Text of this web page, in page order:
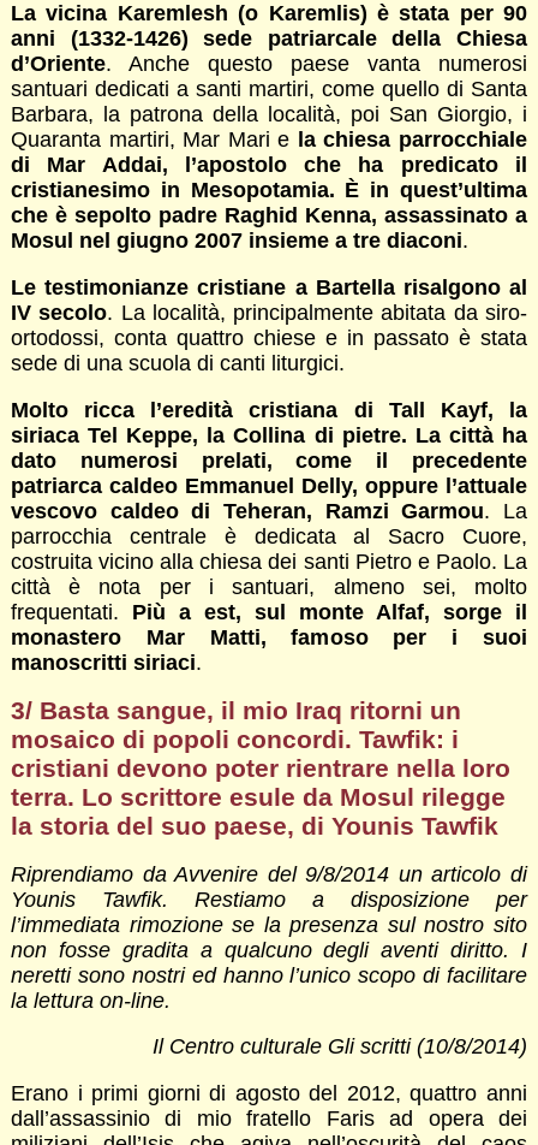
La vicina Karemlesh (o Karemlis) è stata per 90
anni (1332-1426) sede patriarcale della Chiesa
d’Oriente. Anche questo paese vanta numerosi
santuari dedicati a santi martiri, come quello di Santa
Barbara, la patrona della località, poi San Giorgio, i
Quaranta martiri, Mar Mari e la chiesa parrocchiale
di Mar Addai, l’apostolo che ha predicato il
cristianesimo in Mesopotamia. È in quest’ultima
che è sepolto padre Raghid Kenna, assassinato a
Mosul nel giugno 2007 insieme a tre diaconi.
Le testimonianze cristiane a Bartella risalgono al
IV secolo. La località, principalmente abitata da siro-
ortodossi, conta quattro chiese e in passato è stata
sede di una scuola di canti liturgici.
Molto ricca l’eredità cristiana di Tall Kayf, la
siriaca Tel Keppe, la Collina di pietre. La città ha
dato numerosi prelati, come il precedente
patriarca caldeo Emmanuel Delly, oppure l’attuale
vescovo caldeo di Teheran, Ramzi Garmou. La
parrocchia centrale è dedicata al Sacro Cuore,
costruita vicino alla chiesa dei santi Pietro e Paolo. La
città è nota per i santuari, almeno sei, molto
frequentati. Più a est, sul monte Alfaf, sorge il
monastero Mar Matti, famoso per i suoi
manoscritti siriaci.
3/ Basta sangue, il mio Iraq ritorni un
mosaico di popoli concordi. Tawfik: i
cristiani devono poter rientrare nella loro
terra. Lo scrittore esule da Mosul rilegge
la storia del suo paese, di Younis Tawfik
Riprendiamo da Avvenire del 9/8/2014 un articolo di
Younis Tawfik. Restiamo a disposizione per
l’immediata rimozione se la presenza sul nostro sito
non fosse gradita a qualcuno degli aventi diritto. I
neretti sono nostri ed hanno l’unico scopo di facilitare
la lettura on-line.
Il Centro culturale Gli scritti (10/8/2014)
Erano i primi giorni di agosto del 2012, quattro anni
dall’assassinio di mio fratello Faris ad opera dei